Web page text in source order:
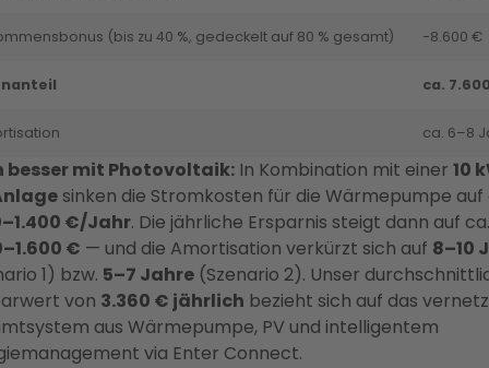
(bis zu 40 %, gedeckelt auf 80 % gesamt) −8.600 €
ca.
ca. 6–8
besser mit Photovoltaik:In Kombination mit einer 10
sinken die Stromkosten für die Wärmepumpe auf
€/Jahr. Die jährliche Ersparnis steigt dann auf ca.
€ — und die Amortisation verkürzt sich auf 8–10
1) bzw. 5–7 Jahre(Szenario 2). Unser
von 3.360 € jährlich bezieht sich auf das
aus Wärmepumpe, PV und intelligentem
via Enter Connect.